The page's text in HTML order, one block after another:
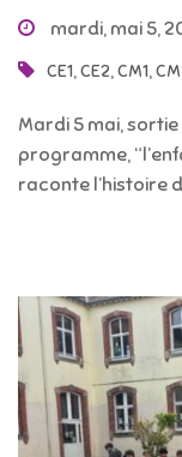
mardi, mai 5,
CE1,CE2,CM1,
Mardi 5 mai,
programme,
raconte l’histoire